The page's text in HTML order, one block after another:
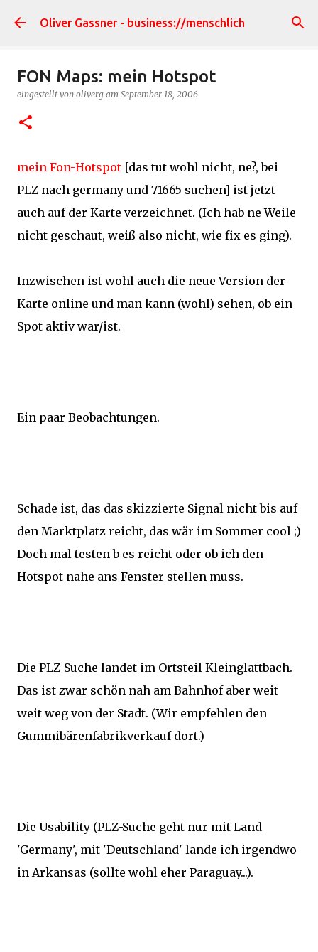
Direkt zum Hauptbereich
Oliver Gassner - business://menschlich
FON Maps: mein Hotspot
eingestellt von oliverg am September 18, 2006
mein Fon-Hotspot [das tut wohl nicht, ne?, bei
PLZ nach germany und 71665 suchen] ist jetzt
auch auf der Karte verzeichnet. (Ich hab ne Weile
nicht geschaut, weiß also nicht, wie fix es ging).
Inzwischen ist wohl auch die neue Version der
Karte online und man kann (wohl) sehen, ob ein
Spot aktiv war/ist.
Ein paar Beobachtungen.
Schade ist, das das skizzierte Signal nicht bis auf
den Marktplatz reicht, das wär im Sommer cool ;)
Doch mal testen b es reicht oder ob ich den
Hotspot nahe ans Fenster stellen muss.
Die PLZ-Suche landet im Ortsteil Kleinglattbach.
Das ist zwar schön nah am Bahnhof aber weit
weit weg von der Stadt. (Wir empfehlen den
Gummibärenfabrikverkauf dort.)
Die Usability (PLZ-Suche geht nur mit Land
'Germany', mit 'Deutschland' lande ich irgendwo
in Arkansas (sollte wohl eher Paraguay...).